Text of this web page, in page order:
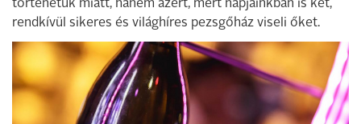
történetük miatt, hanem azért, mert napjainkban is két,
rendkívül sikeres és világhíres pezsgőház viseli őket.